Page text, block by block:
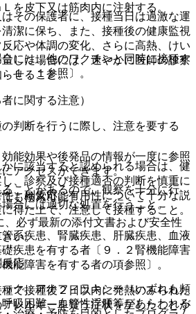
その保護者に、接種当日は過激な運
潔に保ち、また、接種後の健康監視
応や体調の変化、さらに高熱、けい
した場合には、速やかに医師の診察
せること。
に関する注意）
判断を行うに際し、注意を要する
に該当すると認められる場合は、健
、診察及び接種適否の判断を慎重に
、副反応、有用性について十分な説
得た上で、注意して接種すること。
系疾患、腎臓疾患、肝臓疾患、血液
疾患を有する者〔９．２腎機能障害
能障害を有する者の項参照〕。
で接種後２日以内に発熱のみられた
レルギーを疑う症状を呈したことが
を皮下又は筋肉内に注射する。
には、他のワクチンと同時に接種す
１．１参照〕。
ことがあるので、観察を十分に行
合には適切な処置を行うこと。
応
ク、アナフィラキシー（いずれも頻
吸困難、血管性浮腫等があらわれる
能効果や後発品の情報が一度に参照
アクセスができます。
も検索可能！
必ず最新の添付文書および安全性
い。